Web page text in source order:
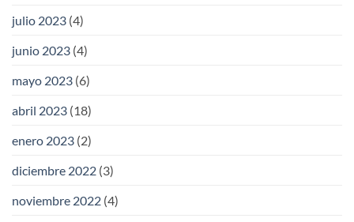
julio 2023 (4)
junio 2023 (4)
mayo 2023 (6)
abril 2023 (18)
enero 2023 (2)
diciembre 2022 (3)
noviembre 2022 (4)